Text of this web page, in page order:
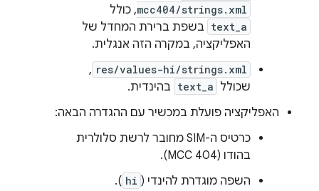
mcc404/strings.xml, כולל
text_a בשפת ברירת המחדל של
האפליקציה, במקרה הזה אנגלית.
res/values-hi/strings.xml
,
שכולל text_a בהינדית.
האפליקציה פועלת במכשיר עם ההגדרה הבאה:
כרטיס ה-SIM מחובר לרשת סלולרית
בהודו (MCC 404).
השפה מוגדרת להינדי ( hi
).